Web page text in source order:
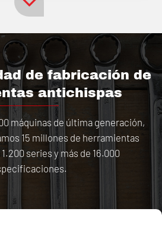
de fabricación de
antichispas
máquinas de última generación,
15 millones de herramientas
series y más de 16.000